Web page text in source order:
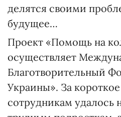
делятся своими
будущее…
Проект «Помощь на
осуществляет
Благотворительный
Украины». За
сотрудникам удалось